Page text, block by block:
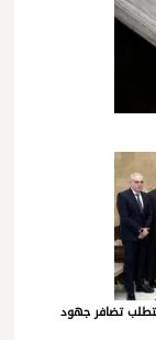
تضافر جهود